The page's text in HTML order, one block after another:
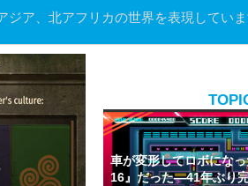
ア、北アフリカの世界を表現していま
車が変形してロボにな
16』だった―41年ぶり